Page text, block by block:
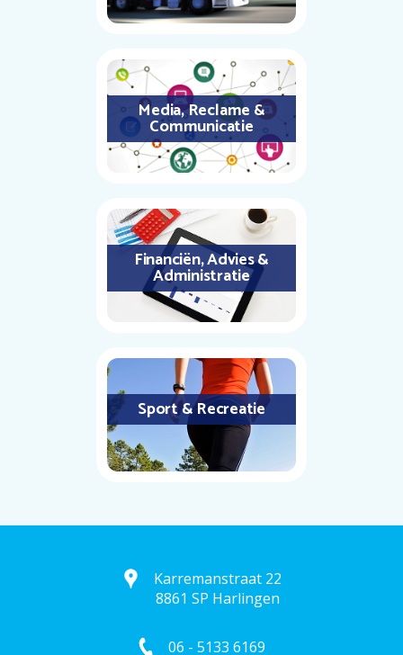
Media, Reclame &
Communicatie
Financiën, Advies &
Administratie
Sport & Recreatie
Karremanstraat 22
8861 SP Harlingen
06 - 5133 6169